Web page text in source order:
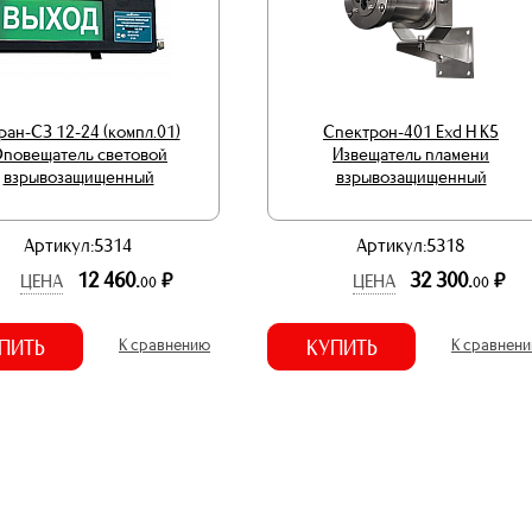
СЗ 12-24 (компл.01)
световой
взрывозащищенный
Артикул:5314
ЦЕНА
12 460.00 р.
К сравнению
Спектрон-401 Ехd Н К5
Извещатель пламени
взрывозащищенный
Артикул:5318
ЦЕНА
32 300.00 р.
КУПИТЬ К